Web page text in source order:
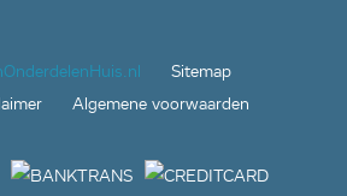
Sitemap
Algemene voorwaarden